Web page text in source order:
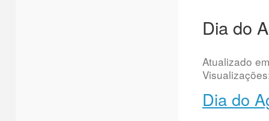
Dia do
Atualizado
Dia do